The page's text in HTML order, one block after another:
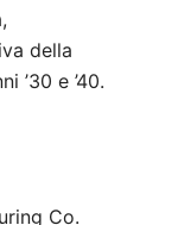
della
’30 e ’40.
Co.